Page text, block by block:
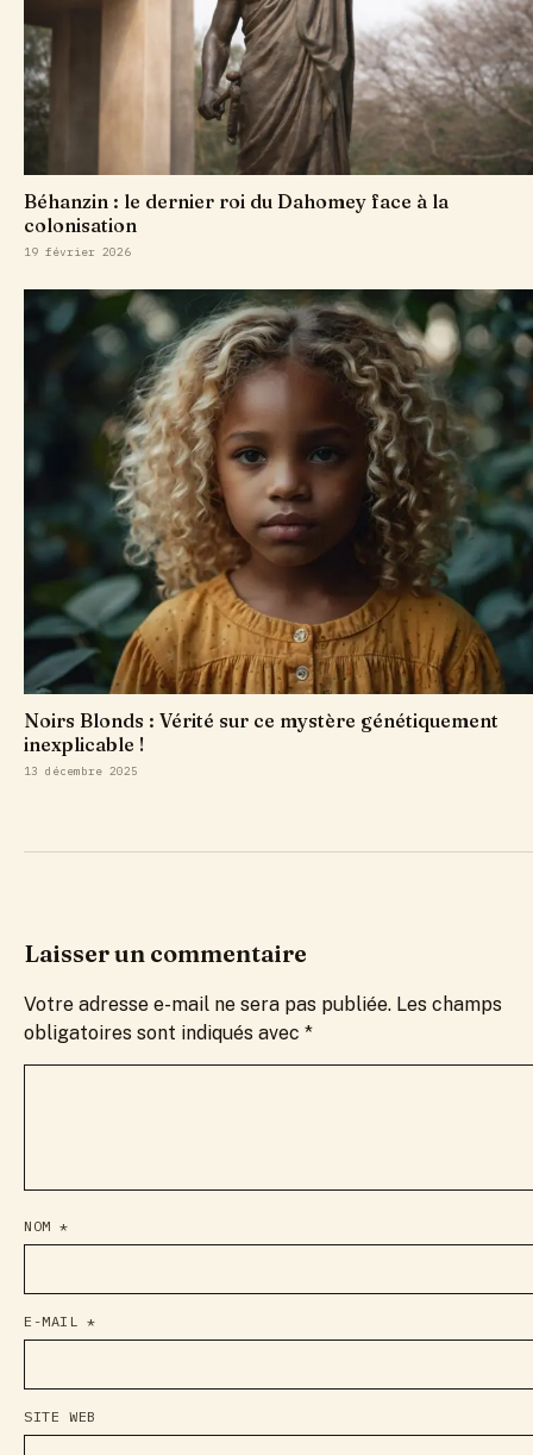
Béhanzin : le dernier roi du Dahomey face à la
colonisation
19 février 2026
Noirs Blonds : Vérité sur ce mystère génétiquement
inexplicable !
13 décembre 2025
Laisser un commentaire
Votre adresse e-mail ne sera pas publiée. Les champs
obligatoires sont indiqués avec *
NOM*
E-MAIL*
SITE WEB